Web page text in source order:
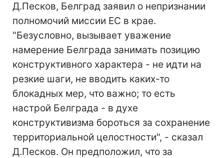
Д.Песков, Белград заявил о непризнании
полномочий миссии ЕС в крае.
"Безусловно, вызывает уважение
намерение Белграда занимать позицию
конструктивного характера - не идти на
резкие шаги, не вводить каких-то
блокадных мер, что важно; то есть
настрой Белграда - в духе
конструктивизма бороться за сохранение
территориальной целостности", - сказал
Д.Песков. Он предположил, что за